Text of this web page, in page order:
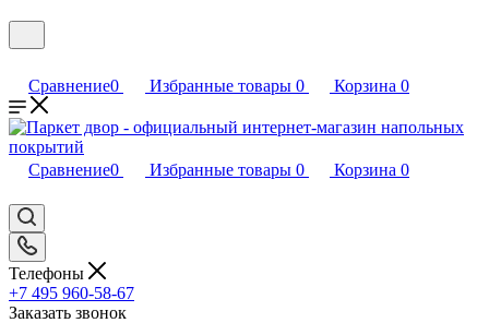
Сравнение0 Избранные товары 0 Корзина 0
Сравнение0 Избранные товары 0 Корзина 0
Телефоны
+7 495 960-58-67
Заказать звонок